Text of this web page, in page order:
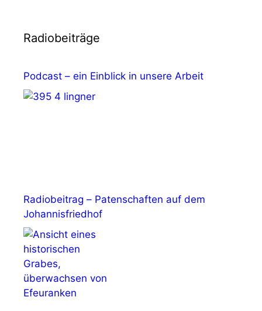
Radiobeiträge
Podcast – ein Einblick in unsere Arbeit
Radiobeitrag – Patenschaften auf dem
Johannisfriedhof